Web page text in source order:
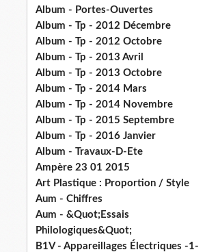
Album - Portes-Ouvertes
Album - Tp - 2012 Décembre
Album - Tp - 2012 Octobre
Album - Tp - 2013 Avril
Album - Tp - 2013 Octobre
Album - Tp - 2014 Mars
Album - Tp - 2014 Novembre
Album - Tp - 2015 Septembre
Album - Tp - 2016 Janvier
Album - Travaux-D-Ete
Ampère 23 01 2015
Art Plastique : Proportion / Style
Aum - Chiffres
Aum - &Quot;Essais
Philologiques&Quot;
B1V - Appareillages Électriques -1-